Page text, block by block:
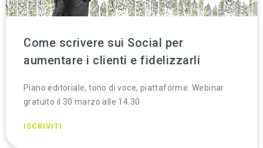
Come scrivere sui Social per
aumentare i clienti e fidelizzarli
Piano editoriale, tono di voce, piattaforme. Webinar
gratuito il 30 marzo alle 14.30
ISCRIVITI